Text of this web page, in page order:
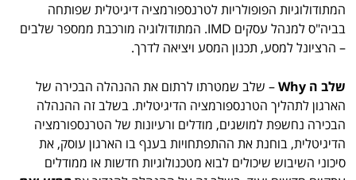
המתודולוגיות הפופולריות לטרנספורמציה דיגיטלית שפותחה
בביה"ס למנהל עסקים IMD. המתודולוגיה מורכבת ממספר שלבים
– הרציונל למסע, תכנון המסע ויציאה לדרך.
שלב הWhy– שלב שמטרתו לרתום את ההנהלה הבכירה של
הארגון לתהליך הטרנספורמציה הדיגיטלית. בשלב זה ההנהלה
הבכירה נחשפת למושגים, מודלים ורעיונות של הטרנספורמציה
הדיגיטלית, בוחנת את ההתפתחויות בענף בו הארגון עוסק, את
סיכוני השיבוש שיכולים לבוא מטכנולוגיות חדשות או ממודלים